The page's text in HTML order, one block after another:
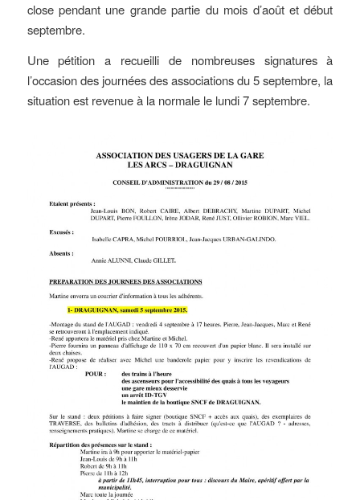
close pendant une grande partie du mois d’août et début
septembre.
Une pétition a recueilli de nombreuses signatures à
l’occasion des journées des associations du 5 septembre, la
situation est revenue à la normale le lundi 7 septembre.